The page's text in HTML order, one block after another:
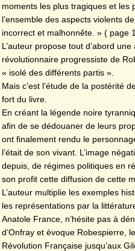
moments les plus tragiques et les
l’ensemble des aspects violents
incorrect et malhonnête. » ( page
L’auteur propose tout d’abord
révolutionnaire progressiste de
« isolé des différents partis ».
Mais c’est l’étude de la postérité
fort du livre.
En créant la légende noire
afin de se dédouaner de leurs
ont finalement rendu le
l’était de son vivant. L’image
depuis, de régimes politiques en
son profit cette diffusion de cette
L’auteur multiplie les exemples
les représentations par la
Anatole France, n’hésite pas à
d’Onfray et évoque Robespierre,
Révolution Française jusqu’aux